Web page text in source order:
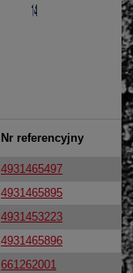
Nr referencyjny
4931465497
4931465895
4931453223
4931465896
661262001